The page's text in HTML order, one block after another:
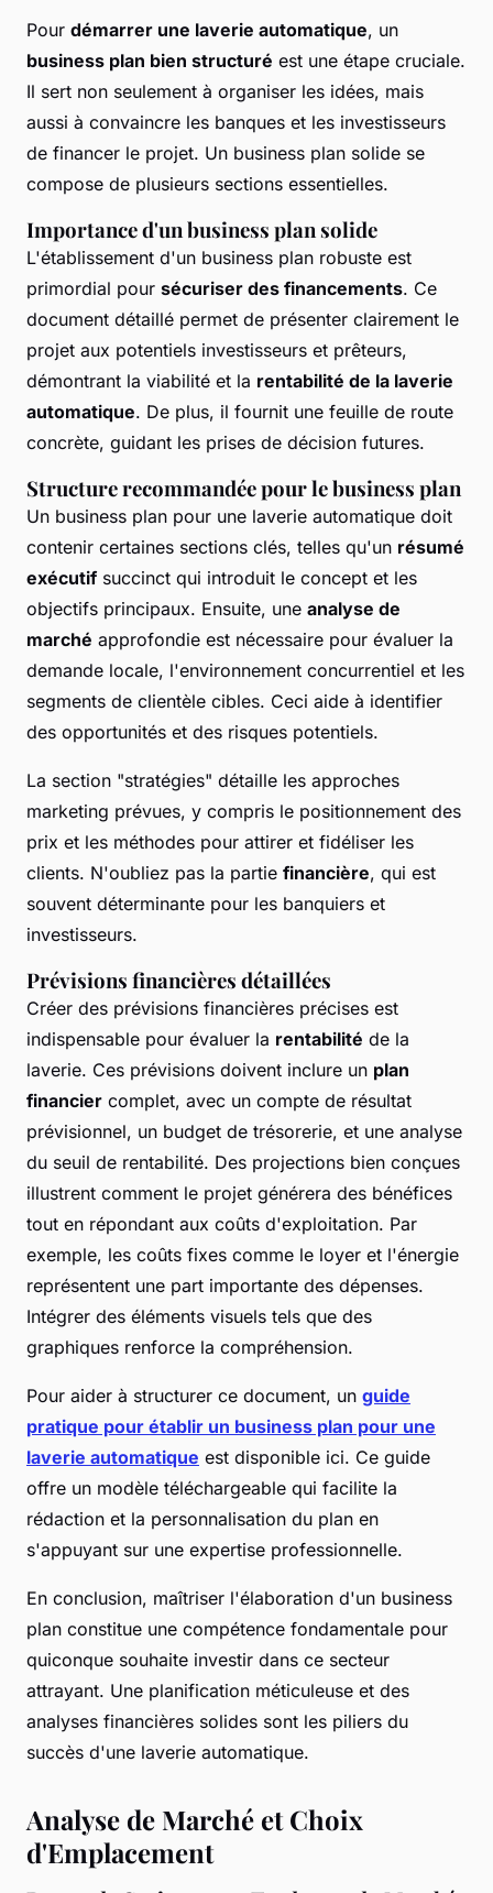
Pour démarrer une laverie automatique, un
business plan bien structuré est une étape cruciale.
Il sert non seulement à organiser les idées, mais
aussi à convaincre les banques et les investisseurs
de financer le projet. Un business plan solide se
compose de plusieurs sections essentielles.
Importance d'un business plan solide
L'établissement d'un business plan robuste est
primordial pour sécuriser des financements. Ce
document détaillé permet de présenter clairement le
projet aux potentiels investisseurs et prêteurs,
démontrant la viabilité et la rentabilité de la laverie
automatique. De plus, il fournit une feuille de route
concrète, guidant les prises de décision futures.
Structure recommandée pour le business plan
Un business plan pour une laverie automatique doit
contenir certaines sections clés, telles qu'un résumé
exécutifsuccinct qui introduit le concept et les
objectifs principaux. Ensuite, une analyse de
marché approfondie est nécessaire pour évaluer la
demande locale, l'environnement concurrentiel et les
segments de clientèle cibles. Ceci aide à identifier
des opportunités et des risques potentiels.
La section "stratégies" détaille les approches
marketing prévues, y compris le positionnement des
prix et les méthodes pour attirer et fidéliser les
clients. N'oubliez pas la partie financière, qui est
souvent déterminante pour les banquiers et
investisseurs.
Prévisions financières détaillées
Créer des prévisions financières précises est
indispensable pour évaluer la rentabilité de la
laverie. Ces prévisions doivent inclure un plan
financier complet, avec un compte de résultat
prévisionnel, un budget de trésorerie, et une analyse
du seuil de rentabilité. Des projections bien conçues
illustrent comment le projet générera des bénéfices
tout en répondant aux coûts d'exploitation. Par
exemple, les coûts fixes comme le loyer et l'énergie
représentent une part importante des dépenses.
Intégrer des éléments visuels tels que des
graphiques renforce la compréhension.
Pour aider à structurer ce document, un guide
pratique pour établir un business plan pour une
laverie automatique est disponible ici. Ce guide
offre un modèle téléchargeable qui facilite la
rédaction et la personnalisation du plan en
s'appuyant sur une expertise professionnelle.
En conclusion, maîtriser l'élaboration d'un business
plan constitue une compétence fondamentale pour
quiconque souhaite investir dans ce secteur
attrayant. Une planification méticuleuse et des
analyses financières solides sont les piliers du
succès d'une laverie automatique.
Analyse de Marché et Choix
d'Emplacement